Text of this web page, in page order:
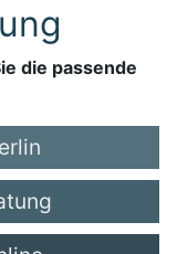
die passende